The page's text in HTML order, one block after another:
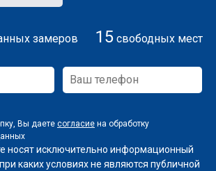
замеров 15 свободных мест
Вы даете согласие на обработку
носят исключительно информационный
каких условиях не являются публичной